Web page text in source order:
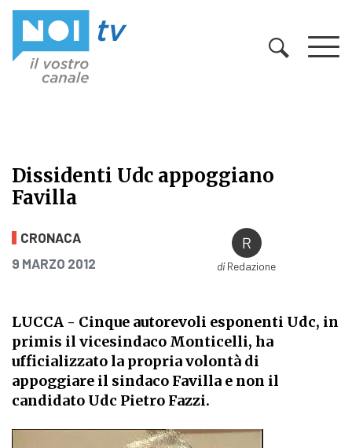
Dissidenti Udc appoggiano
Favilla
Dissidenti Udc appoggiano Favilla
CRONACA
PUBBLICATO IL
9 MARZO 2012 diRedazione
LUCCA - Cinque autorevoli esponenti Udc, in
primis il vicesindaco Monticelli, ha
ufficializzato la propria volontà di
appoggiare il sindaco Favilla e non il
candidato Udc Pietro Fazzi.